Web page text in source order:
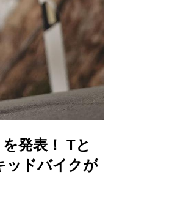
発表！ Tと
ドバイクが